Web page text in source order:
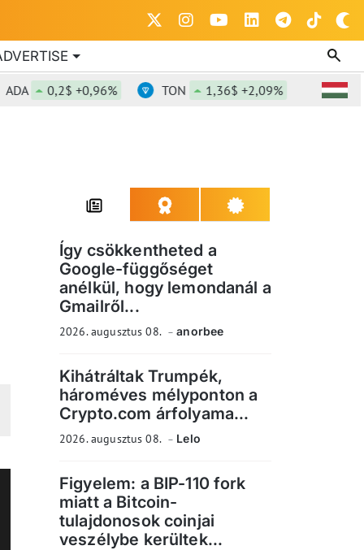
0,2$ +0,96% TON 1,36$ +2,09%
Így csökkentheted a
Google-függőséget
anélkül, hogy lemondanál a
Gmailről...
2026. augusztus 08. anorbee
Kihátráltak Trumpék,
hároméves mélyponton a
Crypto.com árfolyama...
2026. augusztus 08. Lelo
Figyelem: a BIP-110 fork
miatt a Bitcoin-
tulajdonosok coinjai
veszélybe kerültek...